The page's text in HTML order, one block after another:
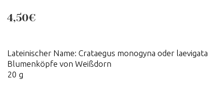
4,50€
Lateinischer Name: Crataegus monogyna oder laevigata
Blumenköpfe von Weißdorn
20 g